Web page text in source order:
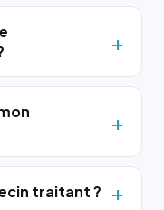
traitant ?